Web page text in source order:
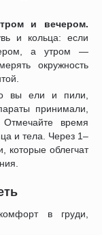
и вечером.
и кольца: если
а утром —
окружность
вы ели и пили,
принимали,
время
и тела. Через 1–
которые облегчат
в груди,